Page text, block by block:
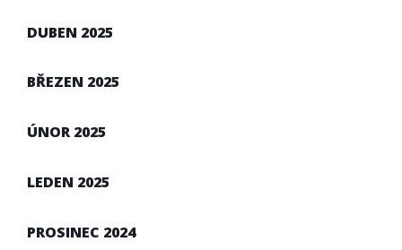
DUBEN 2025
BŘEZEN 2025
ÚNOR 2025
LEDEN 2025
PROSINEC 2024